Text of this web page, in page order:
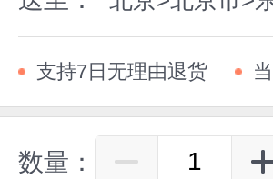
支持7日无理由退货
数量：